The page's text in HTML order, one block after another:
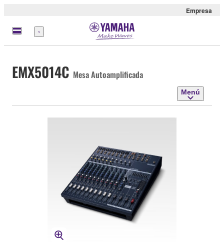
Empresa
Menú
EMX5014C Mesa Autoamplificada
Menú